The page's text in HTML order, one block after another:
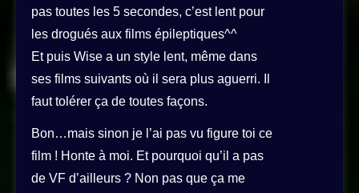
pas toutes les 5 secondes, c’est lent pour
les drogués aux films épileptiques^^
Et puis Wise a un style lent, même dans
ses films suivants où il sera plus aguerri. Il
faut tolérer ça de toutes façons.
Bon…mais sinon je l’ai pas vu figure toi ce
film ! Honte à moi. Et pourquoi qu’il a pas
de VF d’ailleurs ? Non pas que ça me